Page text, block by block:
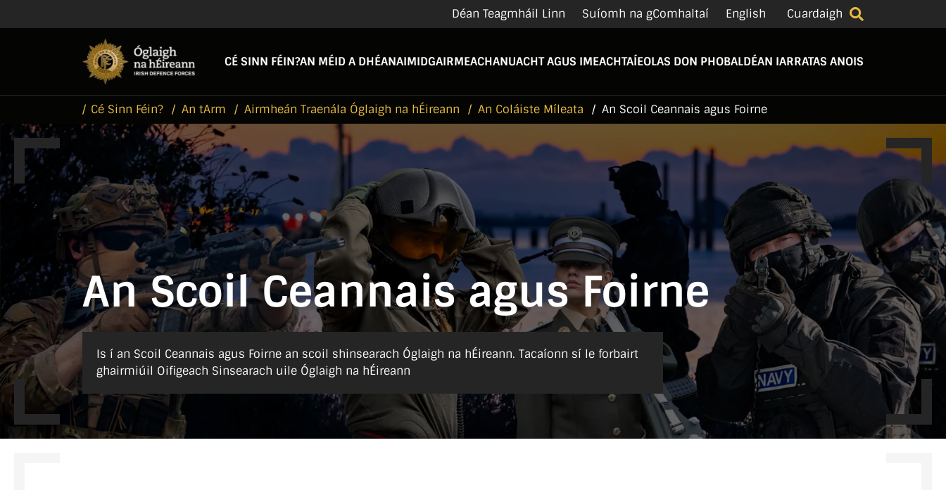
Déan Teagmháil Linn Suíomh na gComhaltaí English Cuardaigh
CÉ SINN FÉIN?AN MÉID A DHÉANAIMIDGAIRMEACHANUACHT AGUS IMEACHTAÍEOLAS DON PHOBALDÉAN IARRATAS ANOIS
Cé Sinn Féin? An tArm Airmheán Traenála Óglaigh na hÉireann An Coláiste Míleata An Scoil Ceannais agus Foirne
An Scoil Ceannais agus Foirne
Is í an Scoil Ceannais agus Foirne an scoil shinsearach Óglaigh na hÉireann. Tacaíonn sí le forbairt
ghairmiúil Oifigeach Sinsearach uile Óglaigh na hÉireann